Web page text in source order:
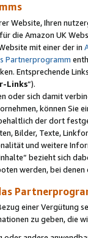
Website, Ihren
die Amazon UK
mit einer der in
Partnerprogramm
Entsprechende
Links“).
oder sich damit
können Sie
der dort
Bilder, Texte,
und weitere
bezieht sich
werden, bei
einer Vergütung
zu geben, die